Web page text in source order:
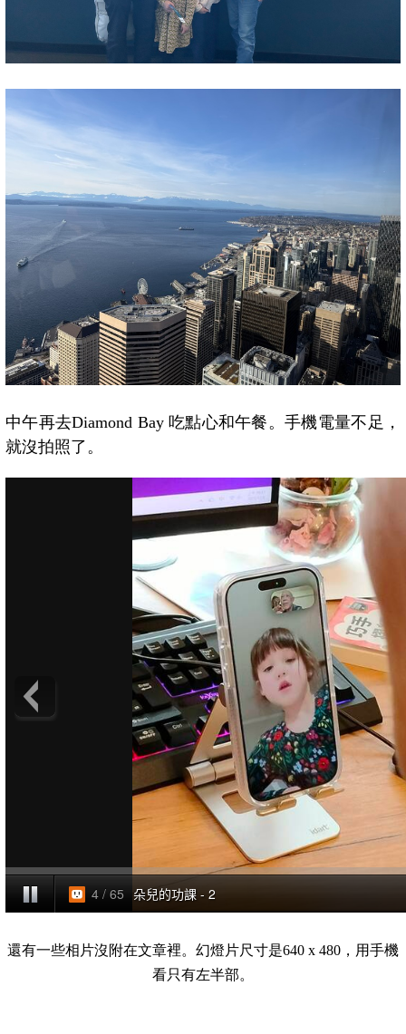
中午再去Diamond Bay 吃點心和午餐。手機電量不足，
就沒拍照了。
還有一些相片沒附在文章裡。幻燈片尺寸是640 x 480，用手機
看只有左半部。